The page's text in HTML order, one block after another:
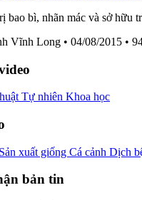
bao bì, nhãn mác và sở hữu
Vĩnh Long • 04/08/2015 •
Tự nhiên Khoa học
Sản xuất giống Cá cảnh Dịch
bản tin